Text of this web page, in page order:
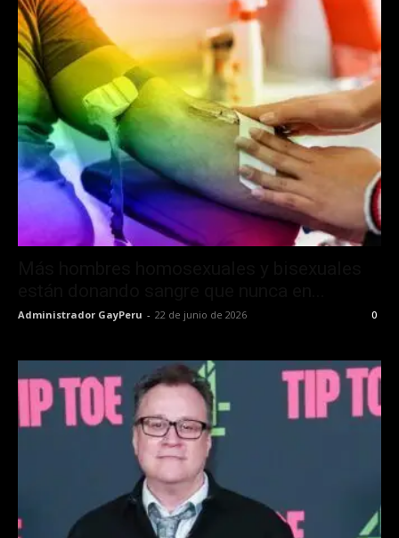
Administrador GayPeru - 22 de junio de 2026 0